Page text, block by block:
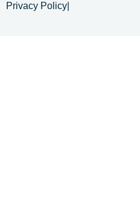
Privacy Policy